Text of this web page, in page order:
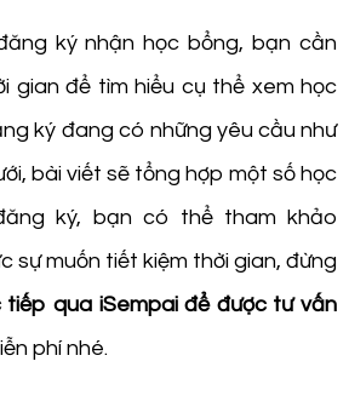
ký nhận học bổng, bạn cần
gian để tìm hiểu cụ thể xem học
ký đang có những yêu cầu như
bài viết sẽ tổng hợp một số học
ký, bạn có thể tham khảo
sự muốn tiết kiệm thời gian, đừng
tiếp qua iSempai để được tư vấn
phí nhé.